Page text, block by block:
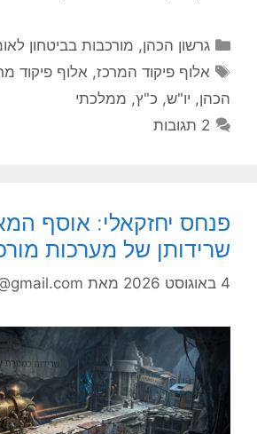
קטגוריות
גרשון הכהן, מורכבות בביטחון
תגיות
אלוף פיקוד המרכז, אלוף פיקוד
הכהן, יו"ש, כ"ץ, ממלכתי
2 תגובות
פנחס יחזקאלי: אוסף
שרידותן של מערכות
4 באוגוסט 2026 מאת